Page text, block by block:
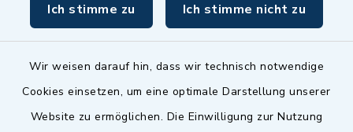
Ich stimme zu Ich stimme nicht zu
Wir weisen darauf hin, dass wir technisch notwendige
Cookies einsetzen, um eine optimale Darstellung unserer
Website zu ermöglichen. Die Einwilligung zur Nutzung